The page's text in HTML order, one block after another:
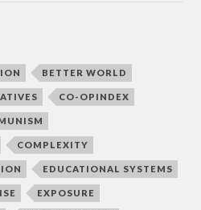
BETTER WORLD
CO-OPINDEX
COMPLEXITY
EDUCATIONAL SYSTEMS
EXPOSURE